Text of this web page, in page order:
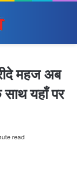
महज अब
यहाँ पर
read